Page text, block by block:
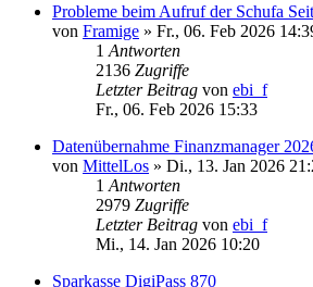
Probleme beim Aufruf der Schufa
von Framige » Fr., 06. Feb 2026
1 Antworten
2136 Zugriffe
Letzter Beitrag von ebi_f
Fr., 06. Feb 2026 15:33
Datenübernahme Finanzmanager
von MittelLos » Di., 13. Jan 2026
1 Antworten
2979 Zugriffe
Letzter Beitrag von ebi_f
Mi., 14. Jan 2026 10:20
Sparkasse DigiPass 870